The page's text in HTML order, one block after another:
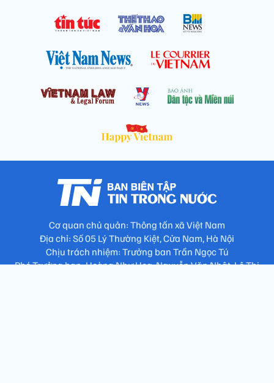
Cơ quan chủ quản: Thông tấn xã Việt Nam
Địa chỉ: Số 05 Lý Thường Kiệt, Cửa Nam, Hà Nội
Chịu trách nhiệm: Trưởng ban Trần Ngọc Tú
Phó Trưởng ban: Hoàng Như Hoa, Nguyễn Văn Nhật, Lê Thị